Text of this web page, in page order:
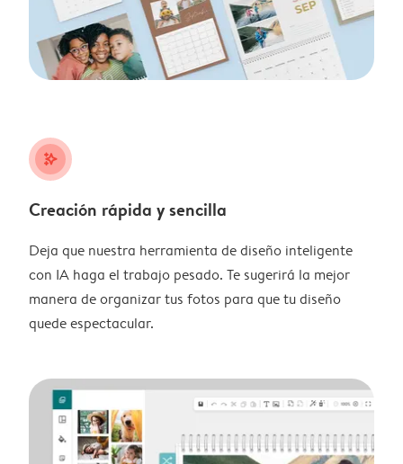
stars_plus
Creación rápida y sencilla
Deja que nuestra herramienta de diseño inteligente
con IA haga el trabajo pesado. Te sugerirá la mejor
manera de organizar tus fotos para que tu diseño
quede espectacular.